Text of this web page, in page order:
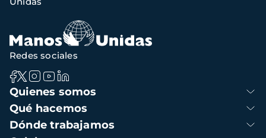
Navegación
principal
Quienes somos
Qué hacemos
Dónde trabajamos
Redes sociales